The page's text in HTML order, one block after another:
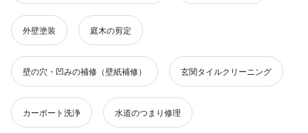
外壁塗装 庭木の剪定
壁の穴・凹みの補修（壁紙補修） 玄関タイルクリーニング
カーポート洗浄 水道のつまり修理